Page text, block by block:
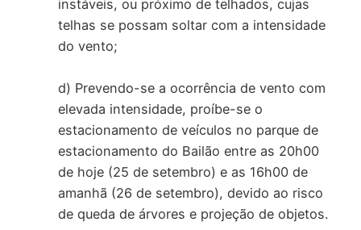
instáveis, ou próximo de telhados, cujas
telhas se possam soltar com a intensidade
do vento;
d) Prevendo-se a ocorrência de vento com
elevada intensidade, proíbe-se o
estacionamento de veículos no parque de
estacionamento do Bailão entre as 20h00
de hoje (25 de setembro) e as 16h00 de
amanhã (26 de setembro), devido ao risco
de queda de árvores e projeção de objetos.